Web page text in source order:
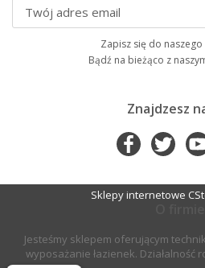
Zapisz się do
Bądź na bieżąco z
Znajdzesz
Sklepy internetowe
Jesteśmy sklepem oferującym
wyposażanie łazienek. Działalność